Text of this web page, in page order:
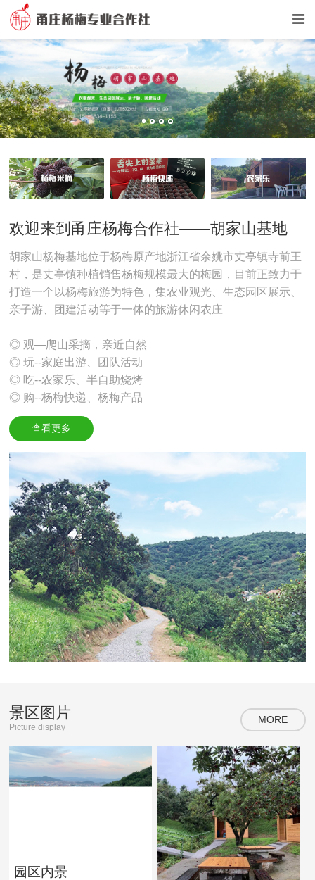
欢迎来到甬庄杨梅合作社——胡家山基地
胡家山杨梅基地位于杨梅原产地浙江省余姚市丈亭镇寺前王
村，是丈亭镇种植销售杨梅规模最大的梅园，目前正致力于
打造一个以杨梅旅游为特色，集农业观光、生态园区展示、
亲子游、团建活动等于一体的旅游休闲农庄
◎ 观—爬山采摘，亲近自然
◎ 玩--家庭出游、团队活动
◎ 吃--农家乐、半自助烧烤
◎ 购--杨梅快递、杨梅产品
查看更多
景区图片
Picture display
MORE
园区内景